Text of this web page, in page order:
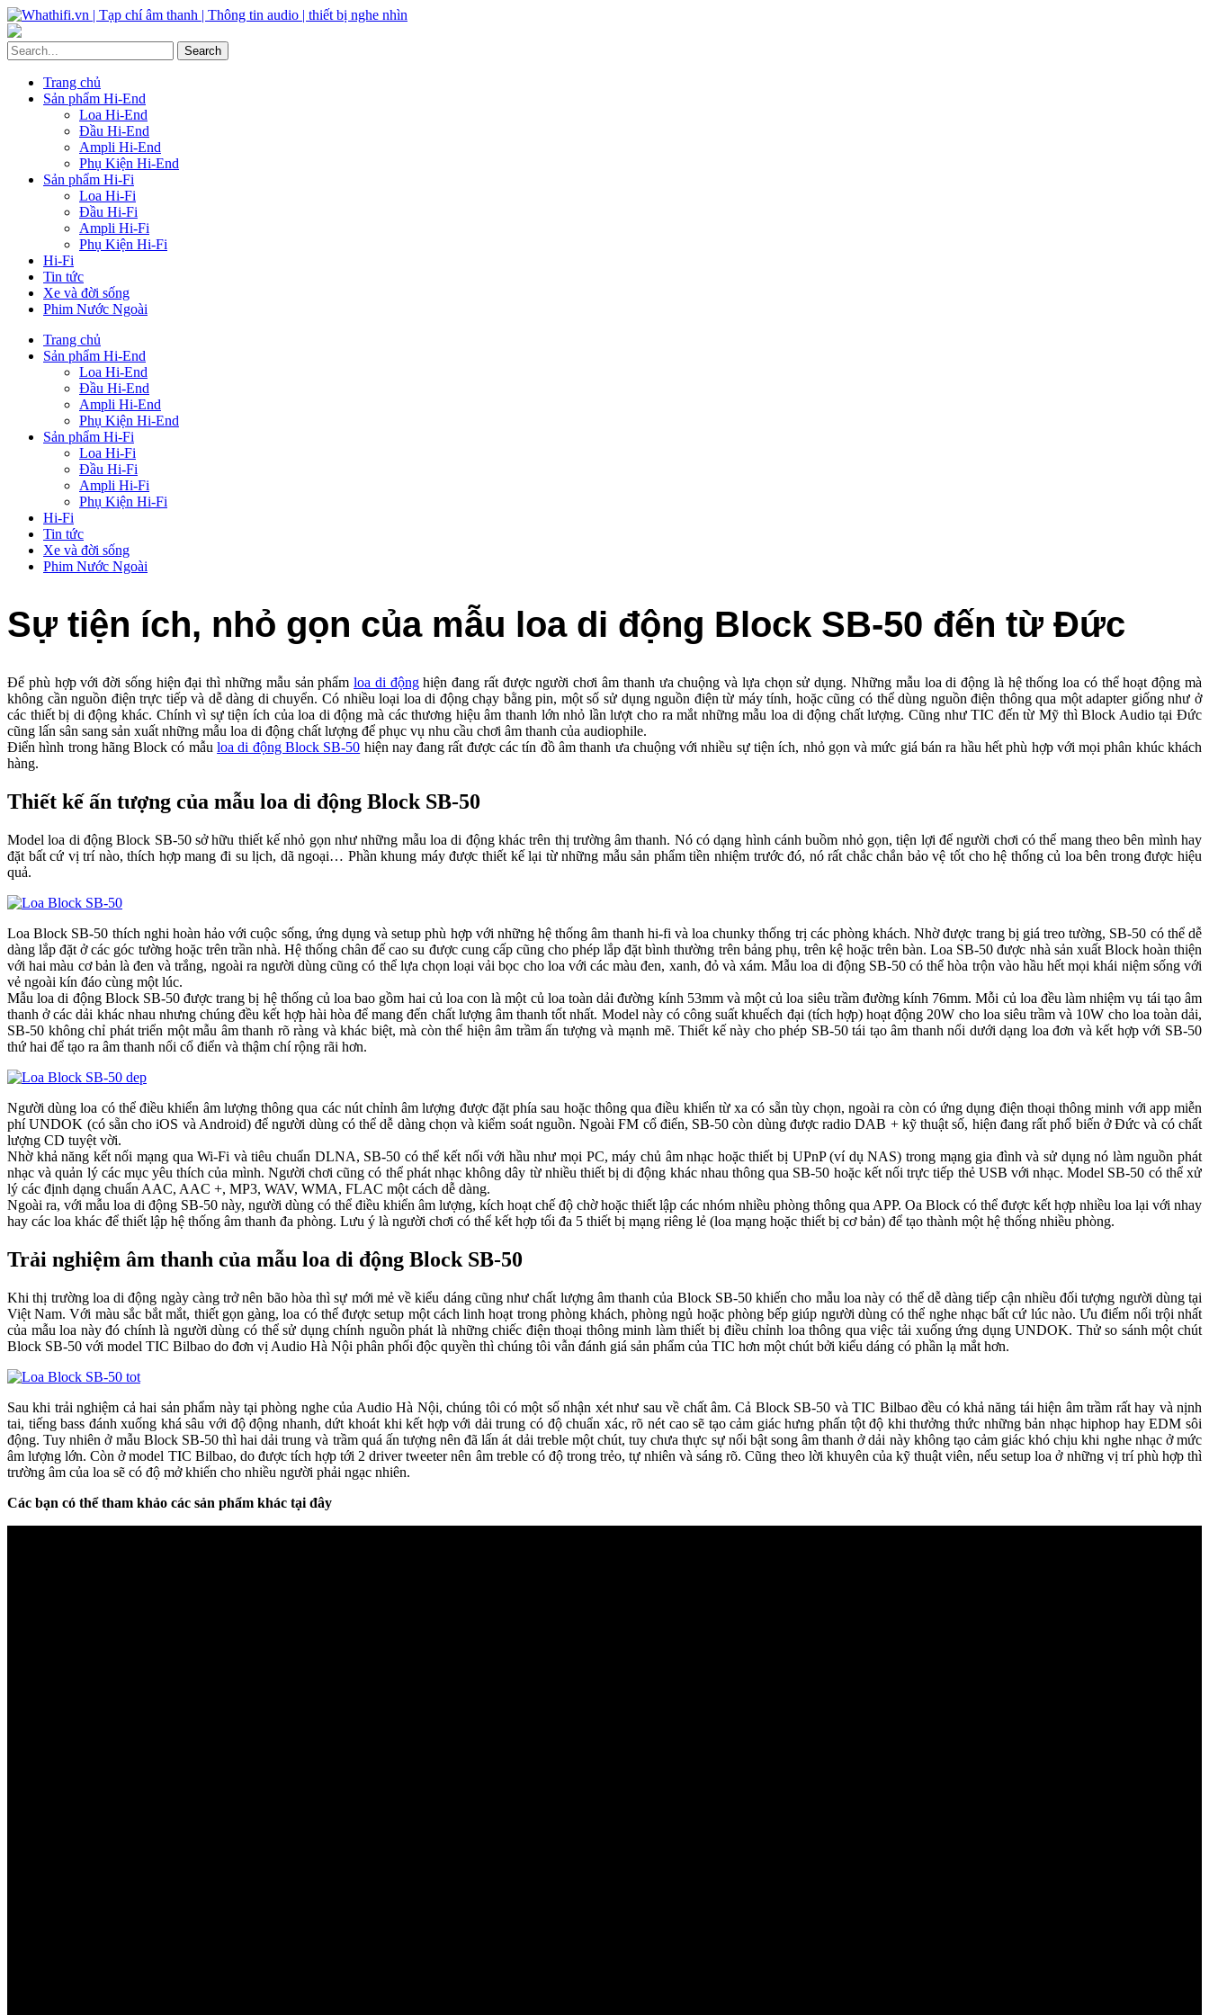
Trang chủ
Sản phẩm Hi-End
Loa Hi-End
Đầu Hi-End
Ampli Hi-End
Phụ Kiện Hi-End
Sản phẩm Hi-Fi
Loa Hi-Fi
Đầu Hi-Fi
Ampli Hi-Fi
Phụ Kiện Hi-Fi
Hi-Fi
Tin tức
Xe và đời sống
Phim Nước Ngoài
Trang chủ
Sản phẩm Hi-End
Loa Hi-End
Đầu Hi-End
Ampli Hi-End
Phụ Kiện Hi-End
Sản phẩm Hi-Fi
Loa Hi-Fi
Đầu Hi-Fi
Ampli Hi-Fi
Phụ Kiện Hi-Fi
Hi-Fi
Tin tức
Xe và đời sống
Phim Nước Ngoài
Sự tiện ích, nhỏ gọn của mẫu loa di động Block SB-50 đến từ Đức
Để phù hợp với đời sống hiện đại thì những mẫu sản phẩmloa di độnghiện đang rất được người chơi âm thanh ưa chuộng và lựa chọn sử dụng. Những mẫu loa di động là hệ thống loa có thể hoạt động mà
không cần nguồn điện trực tiếp và dễ dàng di chuyển. Có nhiều loại loa di động chạy bằng pin, một số sử dụng nguồn điện từ máy tính, hoặc cũng có thể dùng nguồn điện thông qua một adapter giống như ở
các thiết bị di động khác. Chính vì sự tiện ích của loa di động mà các thương hiệu âm thanh lớn nhỏ lần lượt cho ra mắt những mẫu loa di động chất lượng. Cũng như TIC đến từ Mỹ thì Block Audio tại Đức
cũng lấn sân sang sản xuất những mẫu loa di động chất lượng để phục vụ nhu cầu chơi âm thanh của audiophile.
Điển hình trong hãng Block có mẫuloa di động Block SB-50 hiện nay đang rất được các tín đồ âm thanh ưa chuộng với nhiều sự tiện ích, nhỏ gọn và mức giá bán ra hầu hết phù hợp với mọi phân khúc khách
hàng.
Thiết kế ấn tượng của mẫu loa di động Block SB-50
Model loa di động Block SB-50 sở hữu thiết kế nhỏ gọn như những mẫu loa di động khác trên thị trường âm thanh. Nó có dạng hình cánh buồm nhỏ gọn, tiện lợi để người chơi có thể mang theo bên mình hay
đặt bất cứ vị trí nào, thích hợp mang đi su lịch, dã ngoại… Phần khung máy được thiết kế lại từ những mẫu sản phẩm tiền nhiệm trước đó, nó rất chắc chắn bảo vệ tốt cho hệ thống củ loa bên trong được hiệu
quả.
Loa Block SB-50 thích nghi hoàn hảo với cuộc sống, ứng dụng và setup phù hợp với những hệ thống âm thanh hi-fi và loa chunky thống trị các phòng khách. Nhờ được trang bị giá treo tường, SB-50 có thể dễ
dàng lắp đặt ở các góc tường hoặc trên trần nhà. Hệ thống chân đế cao su được cung cấp cũng cho phép lắp đặt bình thường trên bảng phụ, trên kệ hoặc trên bàn. Loa SB-50 được nhà sản xuất Block hoàn thiện
với hai màu cơ bản là đen và trắng, ngoài ra người dùng cũng có thể lựa chọn loại vải bọc cho loa với các màu đen, xanh, đỏ và xám. Mẫu loa di động SB-50 có thể hòa trộn vào hầu hết mọi khái niệm sống với
vẻ ngoài kín đáo cùng một lúc.
Mẫu loa di động Block SB-50 được trang bị hệ thống củ loa bao gồm hai củ loa con là một củ loa toàn dải đường kính 53mm và một củ loa siêu trầm đường kính 76mm. Mỗi củ loa đều làm nhiệm vụ tái tạo âm
thanh ở các dải khác nhau nhưng chúng đều kết hợp hài hòa để mang đến chất lượng âm thanh tốt nhất. Model này có công suất khuếch đại (tích hợp) hoạt động 20W cho loa siêu trầm và 10W cho loa toàn dải,
SB-50 không chỉ phát triển một mẫu âm thanh rõ ràng và khác biệt, mà còn thể hiện âm trầm ấn tượng và mạnh mẽ. Thiết kế này cho phép SB-50 tái tạo âm thanh nổi dưới dạng loa đơn và kết hợp với SB-50
thứ hai để tạo ra âm thanh nổi cổ điển và thậm chí rộng rãi hơn.
Người dùng loa có thể điều khiển âm lượng thông qua các nút chỉnh âm lượng được đặt phía sau hoặc thông qua điều khiển từ xa có sẵn tùy chọn, ngoài ra còn có ứng dụng điện thoại thông minh với app miễn
phí UNDOK (có sẵn cho iOS và Android) để người dùng có thể dễ dàng chọn và kiểm soát nguồn. Ngoài FM cổ điển, SB-50 còn dùng được radio DAB + kỹ thuật số, hiện đang rất phổ biến ở Đức và có chất
lượng CD tuyệt vời.
Nhờ khả năng kết nối mạng qua Wi-Fi và tiêu chuẩn DLNA, SB-50 có thể kết nối với hầu như mọi PC, máy chủ âm nhạc hoặc thiết bị UPnP (ví dụ NAS) trong mạng gia đình và sử dụng nó làm nguồn phát
nhạc và quản lý các mục yêu thích của mình. Người chơi cũng có thể phát nhạc không dây từ nhiều thiết bị di động khác nhau thông qua SB-50 hoặc kết nối trực tiếp thẻ USB với nhạc. Model SB-50 có thể xử
lý các định dạng chuẩn AAC, AAC +, MP3, WAV, WMA, FLAC một cách dễ dàng.
Ngoài ra, với mẫu loa di động SB-50 này, người dùng có thể điều khiển âm lượng, kích hoạt chế độ chờ hoặc thiết lập các nhóm nhiều phòng thông qua APP. Oa Block có thể được kết hợp nhiều loa lại với nhay
hay các loa khác để thiết lập hệ thống âm thanh đa phòng. Lưu ý là người chơi có thể kết hợp tối đa 5 thiết bị mạng riêng lẻ (loa mạng hoặc thiết bị cơ bản) để tạo thành một hệ thống nhiều phòng.
Trải nghiệm âm thanh của mẫu loa di động Block SB-50
Khi thị trường loa di động ngày càng trở nên bão hòa thì sự mới mẻ về kiểu dáng cũng như chất lượng âm thanh của Block SB-50 khiến cho mẫu loa này có thể dễ dàng tiếp cận nhiều đối tượng người dùng tại
Việt Nam. Với màu sắc bắt mắt, thiết gọn gàng, loa có thể được setup một cách linh hoạt trong phòng khách, phòng ngủ hoặc phòng bếp giúp người dùng có thể nghe nhạc bất cứ lúc nào. Ưu điểm nổi trội nhất
của mẫu loa này đó chính là người dùng có thể sử dụng chính nguồn phát là những chiếc điện thoại thông minh làm thiết bị điều chỉnh loa thông qua việc tải xuống ứng dụng UNDOK. Thử so sánh một chút
Block SB-50 với model TIC Bilbao do đơn vị Audio Hà Nội phân phối độc quyền thì chúng tôi vẫn đánh giá sản phẩm của TIC hơn một chút bởi kiểu dáng có phần lạ mắt hơn.
Sau khi trải nghiệm cả hai sản phẩm này tại phòng nghe của Audio Hà Nội, chúng tôi có một số nhận xét như sau về chất âm. Cả Block SB-50 và TIC Bilbao đều có khả năng tái hiện âm trầm rất hay và nịnh
tai, tiếng bass đánh xuống khá sâu với độ động nhanh, dứt khoát khi kết hợp với dải trung có độ chuẩn xác, rõ nét cao sẽ tạo cảm giác hưng phấn tột độ khi thưởng thức những bản nhạc hiphop hay EDM sôi
động. Tuy nhiên ở mẫu Block SB-50 thì hai dải trung và trầm quá ấn tượng nên đã lấn át dải treble một chút, tuy chưa thực sự nổi bật song âm thanh ở dải này không tạo cảm giác khó chịu khi nghe nhạc ở mức
âm lượng lớn. Còn ở model TIC Bilbao, do được tích hợp tới 2 driver tweeter nên âm treble có độ trong trẻo, tự nhiên và sáng rõ. Cũng theo lời khuyên của kỹ thuật viên, nếu setup loa ở những vị trí phù hợp thì
trường âm của loa sẽ có độ mở khiến cho nhiều người phải ngạc nhiên.
Các bạn có thể tham khảo các sản phẩm khác tại đây